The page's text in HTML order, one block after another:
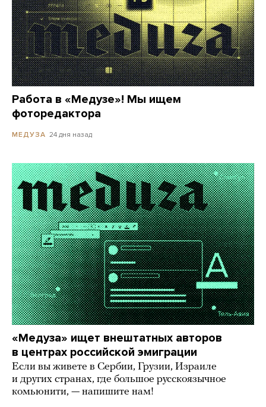
Работа в «Медузе»! Мы ищем
фоторедактора
МЕДУЗА 24 дня назад
«Медуза» ищет внештатных авторов
в центрах российской эмиграции
Если вы живете в Сербии, Грузии, Израиле
и других странах, где большое русскоязычное
комьюнити, — напишите нам!